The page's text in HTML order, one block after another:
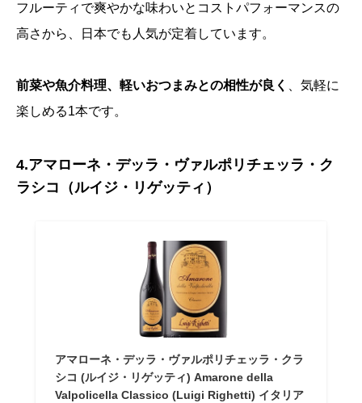
フルーティで爽やかな味わいとコストパフォーマンスの
高さから、日本でも人気が定着しています。
前菜や魚介料理、軽いおつまみとの相性が良く
、気軽に
楽しめる1本です。
4.アマローネ・デッラ・ヴァルポリチェッラ・ク
ラシコ（ルイジ・リゲッティ）
アマローネ・デッラ・ヴァルポリチェッラ・クラ
シコ (ルイジ・リゲッティ) Amarone della
Valpolicella Classico (Luigi Righetti) イタリア